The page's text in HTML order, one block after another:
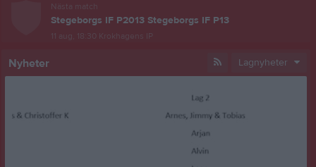
Nästa match
Stegeborgs IF P2013 Stegeborgs IF P13
11 aug, 18:30 Krokhagens IP
Nyheter Lagnyheter